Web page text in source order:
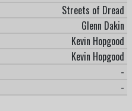
Streets of Dread
Glenn Dakin
Kevin Hopgood
Kevin Hopgood
-
-